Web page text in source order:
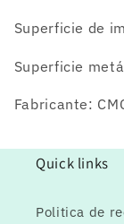
Superficie de
Superficie
Fabricante:
Quick links
Politica de